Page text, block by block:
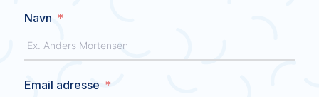
Navn
Email adresse